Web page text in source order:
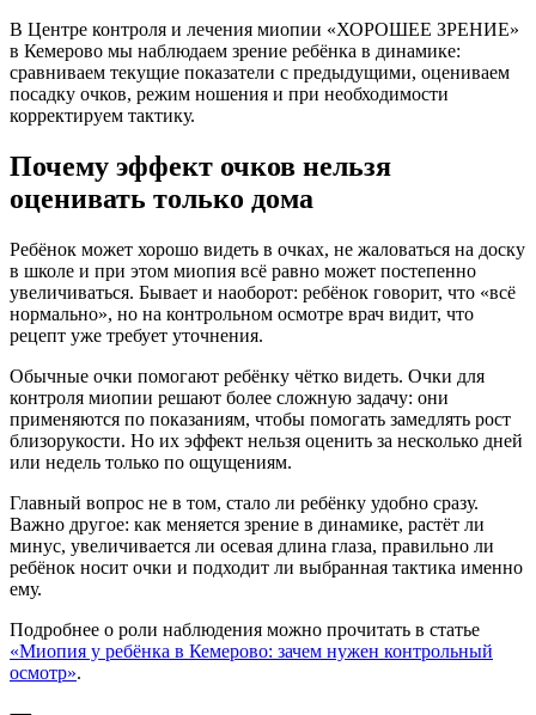
В Центре контроля и лечения миопии «ХОРОШЕЕ ЗРЕНИЕ»
в Кемерово мы наблюдаем зрение ребёнка в динамике:
сравниваем текущие показатели с предыдущими, оцениваем
посадку очков, режим ношения и при необходимости
корректируем тактику.
Почему эффект очков нельзя
оценивать только дома
Ребёнок может хорошо видеть в очках, не жаловаться на доску
в школе и при этом миопия всё равно может постепенно
увеличиваться. Бывает и наоборот: ребёнок говорит, что «всё
нормально», но на контрольном осмотре врач видит, что
рецепт уже требует уточнения.
Обычные очки помогают ребёнку чётко видеть. Очки для
контроля миопии решают более сложную задачу: они
применяются по показаниям, чтобы помогать замедлять рост
близорукости. Но их эффект нельзя оценить за несколько дней
или недель только по ощущениям.
Главный вопрос не в том, стало ли ребёнку удобно сразу.
Важно другое: как меняется зрение в динамике, растёт ли
минус, увеличивается ли осевая длина глаза, правильно ли
ребёнок носит очки и подходит ли выбранная тактика именно
ему.
Подробнее о роли наблюдения можно прочитать в статье
«Миопия у ребёнка в Кемерово: зачем нужен контрольный
осмотр».